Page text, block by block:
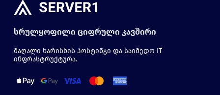
სრულყოფილი ციფრული კავშირი
მაღალი ხარისხის ჰოსტინგი და საიმედო IT
ინფრასტრუქტურა.